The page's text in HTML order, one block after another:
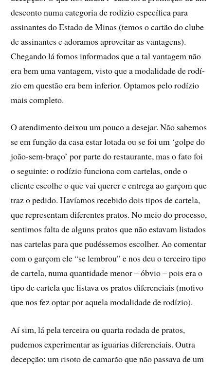
desconto numa categoria de rodí­zio especí­fica para
assinantes do Estado de Minas (temos o cartão do clube
de assinantes e adoramos aproveitar as vantagens).
Chegando lá fomos informados que a tal vantagem não
era bem uma vantagem, visto que a modalidade de rodí­
zio em questão era bem inferior. Optamos pelo rodí­zio
mais completo.
O atendimento deixou um pouco a desejar. Não sabemos
se em função da casa estar lotada ou se foi um ‘golpe do
joão-sem-braço’ por parte do restaurante, mas o fato foi
o seguinte: o rodí­zio funciona com cartelas, onde o
cliente escolhe o que vai querer e entrega ao garçom que
traz o pedido. Haví­amos recebido dois tipos de cartela,
que representam diferentes pratos. No meio do processo,
sentimos falta de alguns pratos que não estavam listados
nas cartelas para que pudéssemos escolher. Ao comentar
com o garçom ele “se lembrou” e nos deu o terceiro tipo
de cartela, numa quantidade menor – óbvio – pois era o
tipo de cartela que listava os pratos diferenciais (motivo
que nos fez optar por aquela modalidade de rodí­zio).
Aí­ sim, lá pela terceira ou quarta rodada de pratos,
pudemos experimentar as iguarias diferenciais. Outra
decepção: um risoto de camarão que não passava de um